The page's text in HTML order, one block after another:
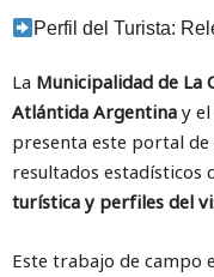
Perfil del Turista:
La Municipalidad de La
Atlántida Argentina y el
presenta este portal de
resultados estadísticos
turística y perfiles del
Este trabajo de campo